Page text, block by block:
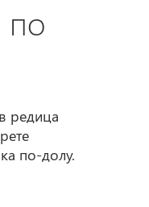
по
редица
по-долу.